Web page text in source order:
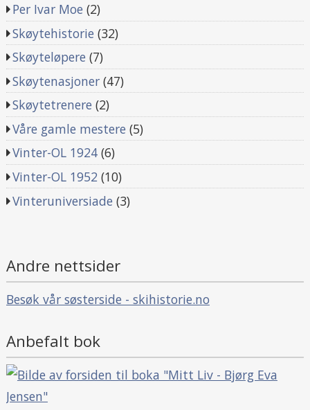
Per Ivar Moe (2)
Skøytehistorie (32)
Skøyteløpere (7)
Skøytenasjoner (47)
Skøytetrenere (2)
Våre gamle mestere (5)
Vinter-OL 1924 (6)
Vinter-OL 1952 (10)
Vinteruniversiade (3)
Andre nettsider
Besøk vår søsterside - skihistorie.no
Anbefalt bok